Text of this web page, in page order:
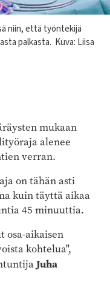
niin, että työntekijä
palkasta. Kuva: Liisa
mukaan
alenee
verran.
on tähän asti
kuin täyttä aikaa
45 minuuttia.
osa-aikaisen
kohtelua",
Juha